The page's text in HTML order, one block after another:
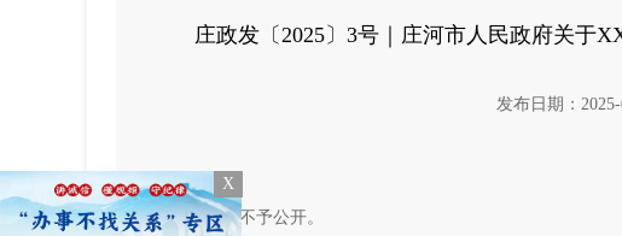
X
庄政发〔2025〕3号｜庄河市人民政府关
发布日期：
此文件不予公开。